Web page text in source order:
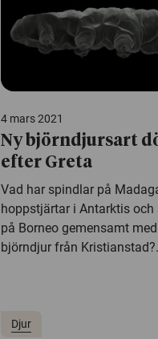
4 mars 2021
Ny björndjursart
efter Greta
Vad har spindlar på
hoppstjärtar i Antarktis och
på Borneo gemensamt med
björndjur från
Djur